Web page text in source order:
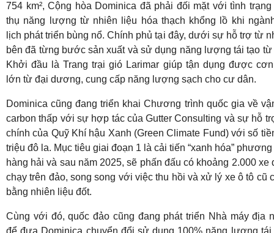
754 km², Cộng hòa Dominica đã phải đối mặt với tình trạng
thụ năng lượng từ nhiên liệu hóa thạch khổng lồ khi
lịch phát triển bùng nổ. Chính phủ tại đây, dưới sự hỗ trợ từ
bên đã từng bước sản xuất và sử dụng năng lượng tái tạo từ
Khởi đầu là Trang trại gió Larimar giúp tận dụng được
lớn từ đại dương, cung cấp năng lượng sạch cho cư dân.
Dominica cũng đang triển khai Chương trình quốc gia về
carbon thấp với sự hợp tác của Gutter Consulting và sự hỗ
chính của Quỹ Khí hậu Xanh (Green Climate Fund) với số
triệu đô la. Mục tiêu giai đoạn 1 là cải tiến “xanh hóa”
hàng hải và sau năm 2025, sẽ phấn đấu có khoảng 2.000 xe
chạy trên đảo, song song với việc thu hồi và xử lý xe ô tô cũ
bằng nhiên liệu đốt.
Cùng với đó, quốc đảo cũng đang phát triển Nhà máy địa
để đưa Dominica chuyển đổi sử dụng 100% năng lượng tái